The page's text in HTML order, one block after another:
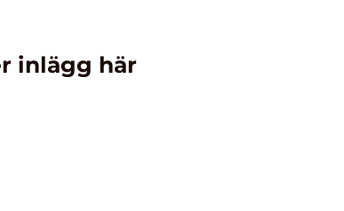
inlägg här